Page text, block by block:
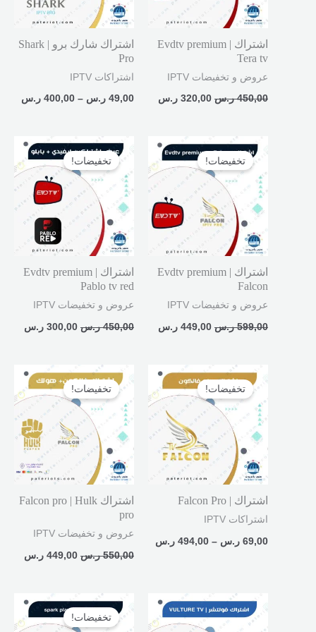
اشتراك Evdtv premium |
Tera tv
عروض و تخفيضات IPTV
450,00 ر.س 320,00 ر.س
اشتراك شارك برو | Shark
Pro
اشتراكات IPTV
49,00 ر.س –
400,00 ر.س
تخفيضات!
اشتراك Evdtv premium |
Falcon
عروض و تخفيضات IPTV
599,00 ر.س
السعر
الأصلي
هو:
599,00 ر.س.
449,00 ر.س
السعر
الحالي
هو:
449,00 ر.س.
تخفيضات!
اشتراك Evdtv premium |
Pablo tv red
عروض و تخفيضات IPTV
450,00 ر.س
السعر
الأصلي
هو:
450,00 ر.س.
300,00 ر.س
السعر
هو:
300,00
تخفيضات!
اشتراك | Falcon Pro
اشتراكات IPTV
69,00 ر.س –
494,00 ر.س
السعر:
من
خلال
تخفيضات!
اشتراك Falcon pro | Hulk
pro
عروض و تخفيضات IPTV
550,00 ر.س
السعر
الأصلي
هو:
550,00 ر.س.
449,00 ر.س
السعر
هو:
449,00
السعر:
من
تخفيضات!
من